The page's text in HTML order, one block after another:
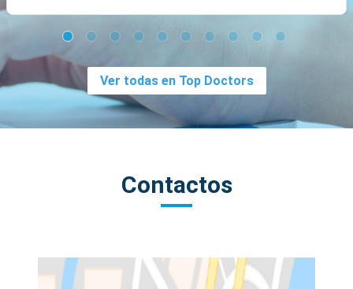
Ver todas en Top Doctors
Contactos